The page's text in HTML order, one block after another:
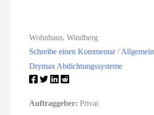
Wohnhaus, Windberg
Schreibe einen Kommentar /Allgemein
Drymax Abdichtungssysteme
Auftraggeber:Privat